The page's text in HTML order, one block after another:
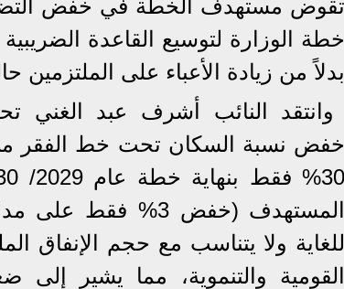
خطة الوزارة لتوسيع القاعدة
بدلاً من زيادة الأعباء على الملتزمين
وانتقد النائب أشرف عبد
المستهدف (خفض 3%
للغاية ولا يتناسب مع حجم الإنفاق
القومية والتنموية، مما يشير